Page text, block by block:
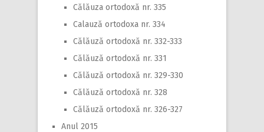
Călăuza ortodoxă nr. 335
Calauză ortodoxa nr. 334
Călăuză ortodoxă nr. 332-333
Călăuză ortodoxă nr. 331
Călăuză ortodoxă nr. 329-330
Călăuză ortodoxă nr. 328
Călăuză ortodoxă nr. 326-327
Anul 2015